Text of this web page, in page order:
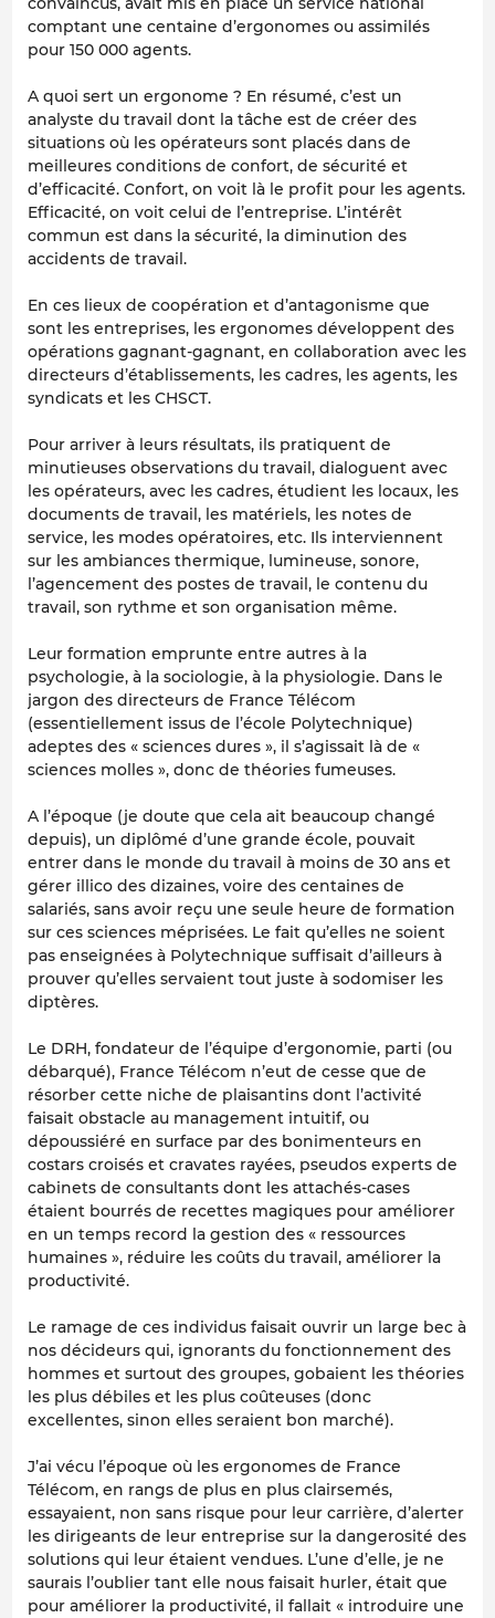
comptant une centaine d’ergonomes ou assimilés
pour 150 000 agents.
A quoi sert un ergonome ? En résumé, c’est un
analyste du travail dont la tâche est de créer des
situations où les opérateurs sont placés dans de
meilleures conditions de confort, de sécurité et
d’efficacité. Confort, on voit là le profit pour les agents.
Efficacité, on voit celui de l’entreprise. L’intérêt
commun est dans la sécurité, la diminution des
accidents de travail.
En ces lieux de coopération et d’antagonisme que
sont les entreprises, les ergonomes développent des
opérations gagnant-gagnant, en collaboration avec les
directeurs d’établissements, les cadres, les agents, les
syndicats et les CHSCT.
Pour arriver à leurs résultats, ils pratiquent de
minutieuses observations du travail, dialoguent avec
les opérateurs, avec les cadres, étudient les locaux, les
documents de travail, les matériels, les notes de
service, les modes opératoires, etc. Ils interviennent
sur les ambiances thermique, lumineuse, sonore,
l’agencement des postes de travail, le contenu du
travail, son rythme et son organisation même.
Leur formation emprunte entre autres à la
psychologie, à la sociologie, à la physiologie. Dans le
jargon des directeurs de France Télécom
(essentiellement issus de l’école Polytechnique)
adeptes des « sciences dures », il s’agissait là de «
sciences molles », donc de théories fumeuses.
A l’époque (je doute que cela ait beaucoup changé
depuis), un diplômé d’une grande école, pouvait
entrer dans le monde du travail à moins de 30 ans et
gérer illico des dizaines, voire des centaines de
salariés, sans avoir reçu une seule heure de formation
sur ces sciences méprisées. Le fait qu’elles ne soient
pas enseignées à Polytechnique suffisait d’ailleurs à
prouver qu’elles servaient tout juste à sodomiser les
diptères.
Le DRH, fondateur de l’équipe d’ergonomie, parti (ou
débarqué), France Télécom n’eut de cesse que de
résorber cette niche de plaisantins dont l’activité
faisait obstacle au management intuitif, ou
dépoussiéré en surface par des bonimenteurs en
costars croisés et cravates rayées, pseudos experts de
cabinets de consultants dont les attachés-cases
étaient bourrés de recettes magiques pour améliorer
en un temps record la gestion des « ressources
humaines », réduire les coûts du travail, améliorer la
productivité.
Le ramage de ces individus faisait ouvrir un large bec à
nos décideurs qui, ignorants du fonctionnement des
hommes et surtout des groupes, gobaient les théories
les plus débiles et les plus coûteuses (donc
excellentes, sinon elles seraient bon marché).
J’ai vécu l’époque où les ergonomes de France
Télécom, en rangs de plus en plus clairsemés,
essayaient, non sans risque pour leur carrière, d’alerter
les dirigeants de leur entreprise sur la dangerosité des
solutions qui leur étaient vendues. L’une d’elle, je ne
saurais l’oublier tant elle nous faisait hurler, était que
pour améliorer la productivité, il fallait « introduire une